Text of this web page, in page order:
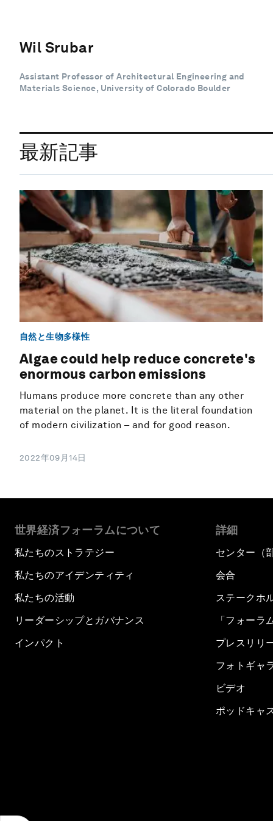
Wil Srubar
Assistant Professor of Architectural Engineering and
Materials Science, University of Colorado Boulder
最新記事
自然と生物多様性
Algae could help reduce concrete's
enormous carbon emissions
Humans produce more concrete than any other
material on the planet. It is the literal foundation
of modern civilization – and for good reason.
2022年09月14日
世界経済フォーラムについて
私たちのストラテジー
私たちのアイデンティティ
私たちの活動
リーダーシップとガバナンス
インパクト
詳細
センター（
会合
ステークホ
「フォーラ
プレスリリ
フォトギャ
ビデオ
ポッドキャ